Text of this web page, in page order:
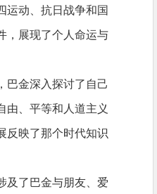
运动、抗日战争和国
，展现了个人命运与
巴金深入探讨了自己
由、平等和人道主义
反映了那个时代知识
及了巴金与朋友、爱